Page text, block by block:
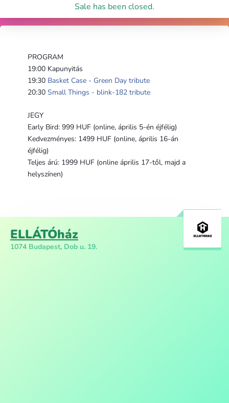
Sale has been closed.
PROGRAM
19:00 Kapunyitás
19:30 Basket Case - Green Day tribute
20:30 Small Things - blink-182 tribute
JEGY
Early Bird: 999 HUF (online, április 5-én éjfélig)
Kedvezményes: 1499 HUF (online, április 16-án
éjfélig)
Teljes árú: 1999 HUF (online április 17-től, majd a
helyszínen)
ELLÁTÓház
1074 Budapest, Dob u. 19.